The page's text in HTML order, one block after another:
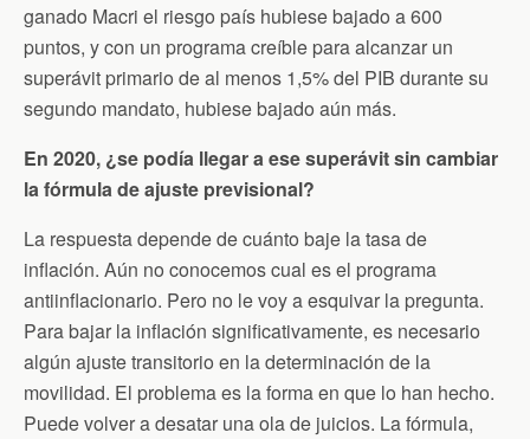
ganado Macri el riesgo país hubiese bajado a 600
puntos, y con un programa creíble para alcanzar un
superávit primario de al menos 1,5% del PIB durante su
segundo mandato, hubiese bajado aún más.
En 2020, ¿se podía llegar a ese superávit sin cambiar
la fórmula de ajuste previsional?
La respuesta depende de cuánto baje la tasa de
inflación. Aún no conocemos cual es el programa
antiinflacionario. Pero no le voy a esquivar la pregunta.
Para bajar la inflación significativamente, es necesario
algún ajuste transitorio en la determinación de la
movilidad. El problema es la forma en que lo han hecho.
Puede volver a desatar una ola de juicios. La fórmula,